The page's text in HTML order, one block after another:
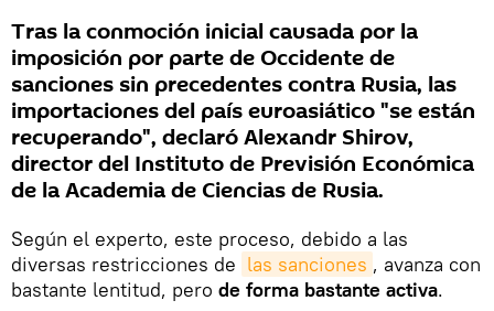
Tras la conmoción inicial causada por la
imposición por parte de Occidente de
sanciones sin precedentes contra Rusia, las
importaciones del país euroasiático "se están
recuperando", declaró Alexandr Shirov,
director del Instituto de Previsión Económica
de la Academia de Ciencias de Rusia.
Según el experto, este proceso, debido a las
diversas restricciones de las sanciones , avanza con
bastante lentitud, pero de forma bastante activa.